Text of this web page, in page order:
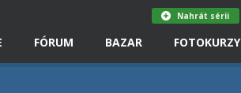
FÓRUM BAZAR FOTOKURZY
Nahrát sérii